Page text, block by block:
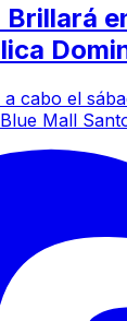
cabo el
Mall